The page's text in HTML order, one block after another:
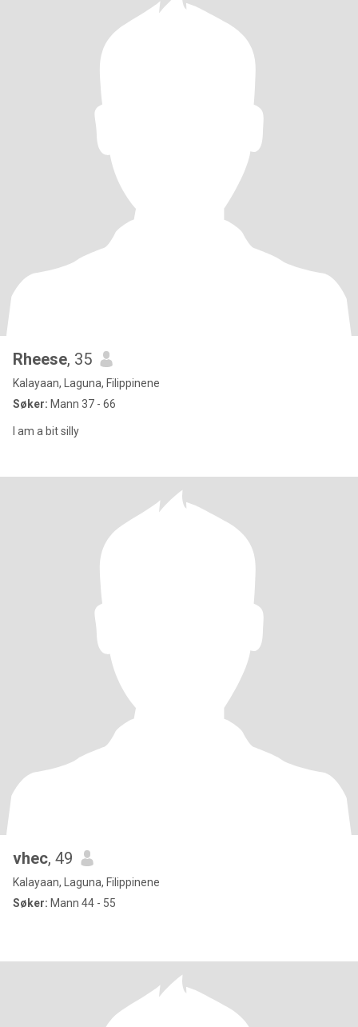
Rheese, 35
Kalayaan, Laguna, Filippinene
Søker: Mann 37 - 66
I am a bit silly
vhec, 49
Kalayaan, Laguna, Filippinene
Søker: Mann 44 - 55